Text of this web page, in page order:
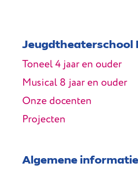
Jeugdtheaterschool
Toneel 4 jaar en ouder
Musical 8 jaar en ouder
Onze docenten
Projecten
Algemene informatie